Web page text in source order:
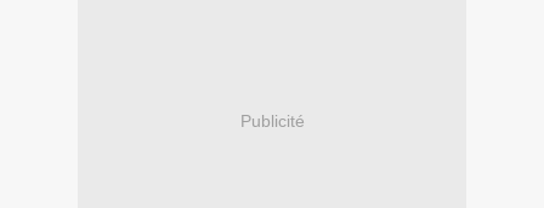
Publicité